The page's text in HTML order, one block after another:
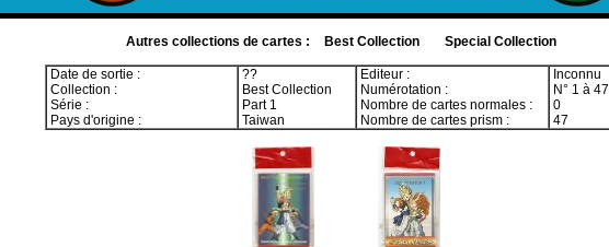
Autres collections de cartes : Best Collection Special Collection
Date de sortie :
Collection :
Série :
Pays d'origine :
??
Best Collection
Part 1
Taiwan
Editeur :
Numérotation :
Nombre de cartes normales :
Nombre de cartes prism :
Inconnu
N° 1 à 47
0
47